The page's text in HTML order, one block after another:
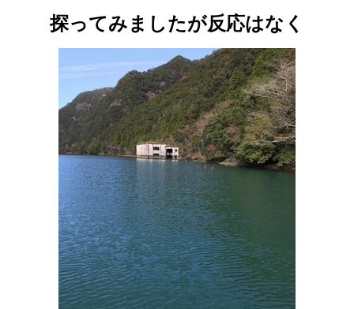
探ってみましたが反応はなく